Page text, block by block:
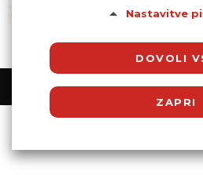
© Powered by SocDate™, ©
Nastavitve
DOVOLI
ZAPRI
Potrebni